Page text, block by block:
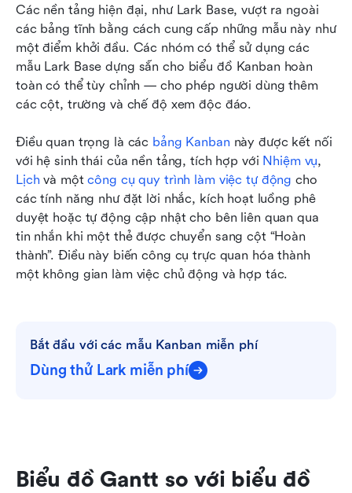
Các nền tảng hiện đại, như Lark Base, vượt ra ngoài
các bảng tĩnh bằng cách cung cấp những mẫu này như
một điểm khởi đầu. Các nhóm có thể sử dụng các
mẫu Lark Base dựng sẵn cho biểu đồ Kanban hoàn
toàn có thể tùy chỉnh — cho phép người dùng thêm
các cột, trường và chế độ xem độc đáo.
Điều quan trọng là các bảng Kanban này được kết nối
với hệ sinh thái của nền tảng, tích hợp với Nhiệm vụ
Lịch và một công cụ quy trình làm việc tự động cho
các tính năng như đặt lời nhắc, kích hoạt luồng phê
duyệt hoặc tự động cập nhật cho bên liên quan qua
tin nhắn khi một thẻ được chuyển sang cột “Hoàn
thành”. Điều này biến công cụ trực quan hóa thành
một không gian làm việc chủ động và hợp tác.
Bắt đầu với các mẫu Kanban miễn phí
Dùng thử Lark miễn phí
Biểu đồ Gantt so với biểu đồ